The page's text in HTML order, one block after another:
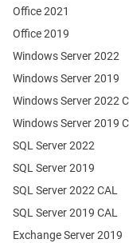
Office 2021
Office 2019
Windows Server 2022
Windows Server 2019
Exchange Server 2019
SQL Server 2022
SQL Server 2019
Windows Server 2022
Windows Server 2019
SQL Server 2022 CAL
SQL Server 2019 CAL